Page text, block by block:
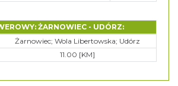
ŻARNOWIEC - UDÓRZ:
Żarnowiec; Wola Libertowska; Udórz
11.00 [KM]